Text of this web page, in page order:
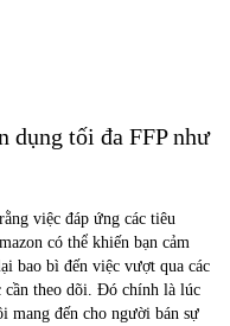
dụng tối đa FFP như
việc đáp ứng các tiêu
có thể khiến bạn cảm
bao bì đến việc vượt qua các
cần theo dõi. Đó chính là lúc
mang đến cho người bán sự